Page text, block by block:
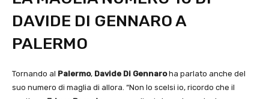
DAVIDE DI GENNARO A
PALERMO
Tornando al Palermo, Davide Di Gennaroha parlato anche del
suo numero di maglia di allora. “Non lo scelsi io, ricordo che il